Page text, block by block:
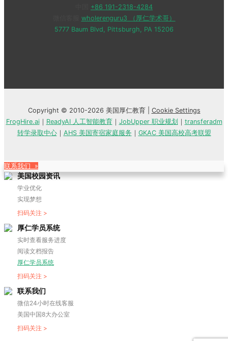
+86 191-2318-4284
wholerenguru3 （厚仁学术哥）
5777 Baum Blvd, Pittsburgh, PA 15206
Copyright © 2010-2026 美国厚仁教育 | Cookie Settings
FrogHire.ai｜ ReadyAI 人工智能教育｜ JobUpper 职业规划 ｜ transferadm
转学录取中心｜ AHS 美国寄宿家庭服务 ｜ GKAC 美国高校高考联盟
联系我们 »
美国校园资讯
学业优化
实现梦想
扫码关注 >
厚仁学员系统
实时查看服务进度
阅读文档报告
厚仁学员系统
扫码关注 >
联系我们
微信24小时在线客服
美国中国8大办公室
扫码关注 >